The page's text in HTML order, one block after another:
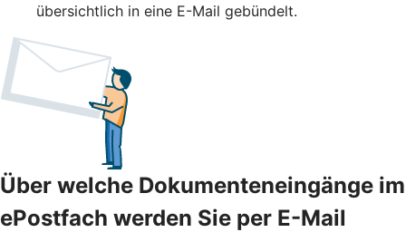
übersichtlich in eine E-Mail gebündelt.
Über welche Dokumenteneingänge im
ePostfach werden Sie per E-Mail